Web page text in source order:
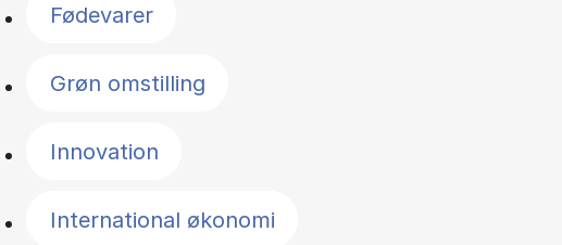
Fødevarer
Grøn omstilling
Innovation
International økonomi